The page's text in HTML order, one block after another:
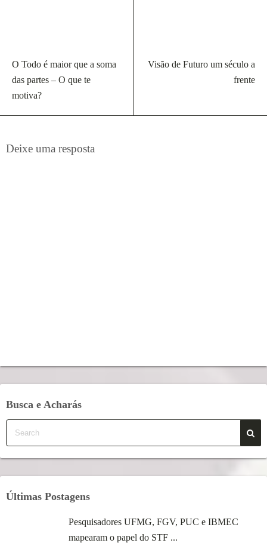
O Todo é maior que a soma
das partes – O que te
motiva?
Visão de Futuro um século a
frente
Deixe uma resposta
Busca e Acharás
Últimas Postagens
Pesquisadores UFMG, FGV, PUC e IBMEC
mapearam o papel do STF ...